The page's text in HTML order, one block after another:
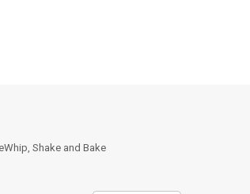
Shake and Bake